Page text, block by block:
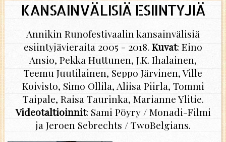
KANSAINVÄLISIÄ ESIINTYJIÄ
Annikin Runofestivaalin kansainvälisiä
esiintyjävieraita 2005 - 2018. Kuvat: Eino
Ansio, Pekka Huttunen, J.K. Ihalainen,
Teemu Juutilainen, Seppo Järvinen, Ville
Koivisto, Simo Ollila, Aliisa Piirla, Tommi
Taipale, Raisa Taurinka, Marianne Ylitie.
Videotaltioinnit: Sami Pöyry / Monadi-Filmi
ja Jeroen Sebrechts / TwoBelgians.